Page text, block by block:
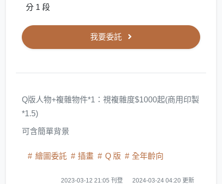
分 1 段
我要委託
Q版人物+複雜物件*1：視複雜度$1000起(商用印製
*1.5)
可含簡單背景
繪圖委託 插畫 Q 版 全年齡向
2023-03-12 21:05 刊登 2024-03-24 04:20 更新